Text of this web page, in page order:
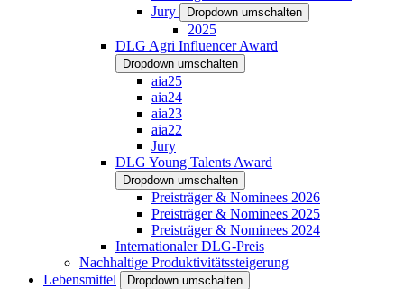
Jury
Dropdown umschalten
2025
DLG Agri Influencer Award
Dropdown umschalten
aia25
aia24
aia23
aia22
Jury
DLG Young Talents Award
Dropdown umschalten
Preisträger & Nominees 2026
Preisträger & Nominees 2025
Preisträger & Nominees 2024
Internationaler DLG-Preis
Nachhaltige Produktivitätssteigerung
Lebensmittel
Dropdown umschalten